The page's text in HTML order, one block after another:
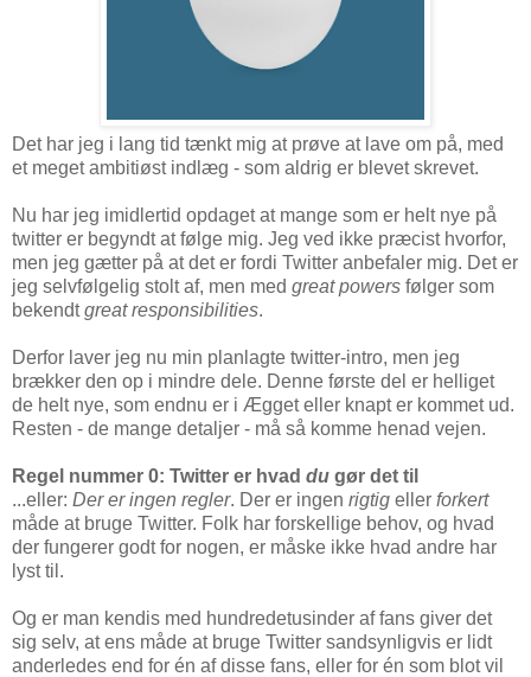
Det har jeg i lang tid tænkt mig at prøve at lave om på, med
et meget ambitiøst indlæg - som aldrig er blevet skrevet.
Nu har jeg imidlertid opdaget at mange som er helt nye på
twitter er begyndt at følge mig. Jeg ved ikke præcist hvorfor,
men jeg gætter på at det er fordi Twitter anbefaler mig. Det er
jeg selvfølgelig stolt af, men med great powers følger som
bekendtgreat responsibilities.
Derfor laver jeg nu min planlagte twitter-intro, men jeg
brækker den op i mindre dele. Denne første del er helliget
de helt nye, som endnu er i Ægget eller knapt er kommet ud.
Resten - de mange detaljer - må så komme henad vejen.
Regel nummer 0: Twitter er hvad du gør det til
...eller: Der er ingen regler. Der er ingen rigtig eller forkert
måde at bruge Twitter. Folk har forskellige behov, og hvad
der fungerer godt for nogen, er måske ikke hvad andre har
lyst til.
Og er man kendis med hundredetusinder af fans giver det
sig selv, at ens måde at bruge Twitter sandsynligvis er lidt
anderledes end for én af disse fans, eller for én som blot vil